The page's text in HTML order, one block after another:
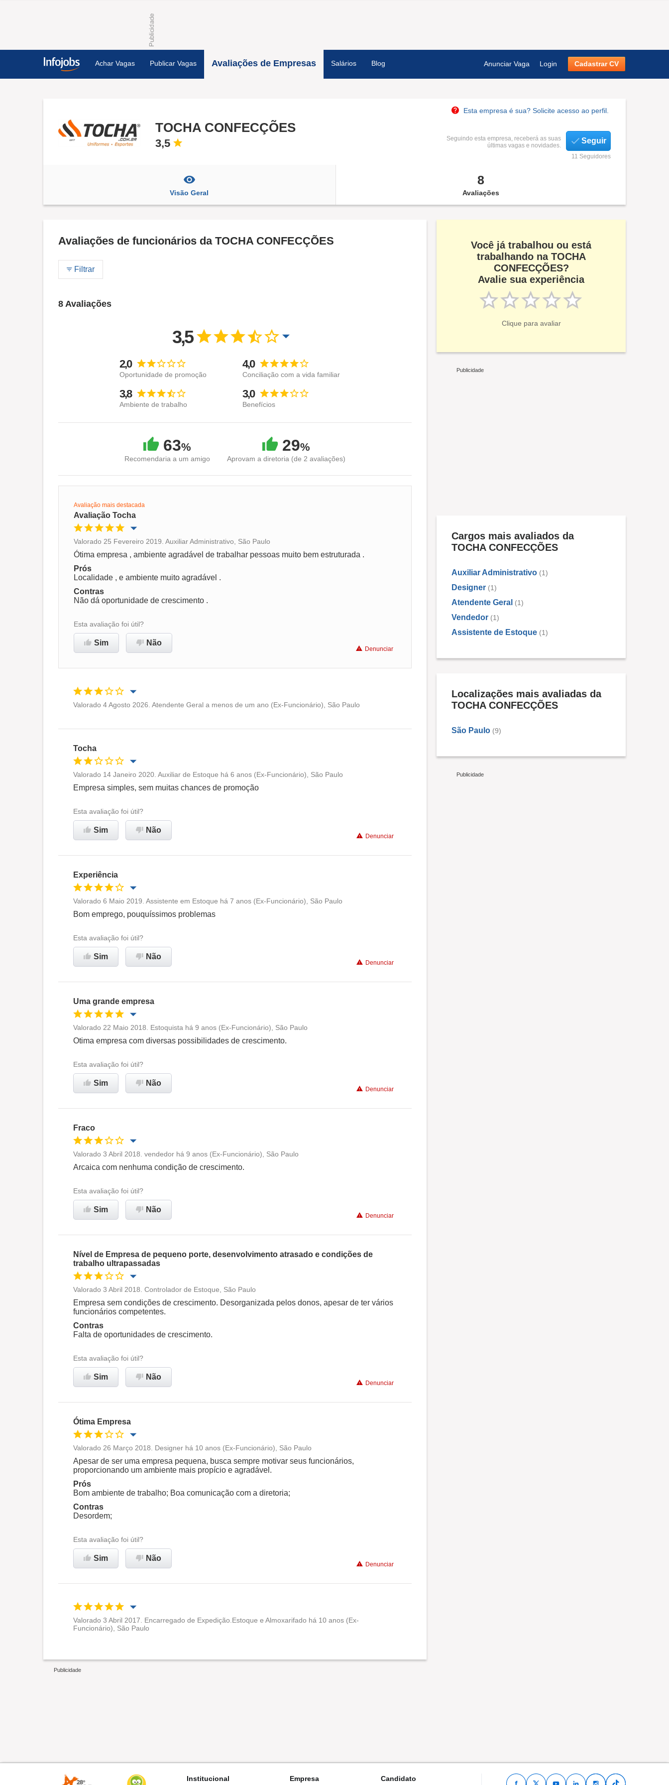
Achar Vagas Publicar Vagas Avaliações de Empresas Salários Blog Anunciar Vaga Login Cadastrar CV
Esta empresa é sua? Solicite acesso ao perfil.
TOCHA CONFECÇÕES
3,5
Seguindo esta empresa, receberá as suas
últimas vagas e novidades.
Seguir
11 Seguidores
Visão Geral
8
Avaliações
Avaliações de funcionários da TOCHA CONFECÇÕES
Filtrar
8 Avaliações
3,5
2,0
Oportunidade de promoção
4,0
Conciliação com a vida familiar
3,8
Ambiente de trabalho
3,0
Benefícios
63%
Recomendaria a um amigo
29%
Aprovam a diretoria (de 2 avaliações)
Avaliação mais destacada
Avaliação Tocha
Oportunidade de promoção
Ambiente de trabalho
Conciliação com a vida familiar
Recomenda esta empresa
Valorado 25 Fevereiro 2019. Auxiliar Administrativo, São Paulo
Ótima empresa , ambiente agradável de trabalhar pessoas muito bem estruturada .
Prós
Localidade , e ambiente muito agradável .
Contras
Não dá oportunidade de crescimento .
Esta avaliação foi útil?
Sim Não
Denunciar
Valorado 4 Agosto 2026. Atendente Geral a menos de um ano (Ex-Funcionário), São Paulo
Tocha
Oportunidade de promoção
Ambiente de trabalho
Conciliação com a vida familiar
Não recomenda esta
Valorado 14 Janeiro 2020. Auxiliar de Estoque há 6 anos (Ex-Funcionário), São Paulo
Empresa simples, sem muitas chances de promoção
Esta avaliação foi útil?
Sim Não
Denunciar
Experiência
Oportunidade de promoção
Ambiente de trabalho
Recomenda esta empresa
Valorado 6 Maio 2019. Assistente em Estoque há 7 anos (Ex-Funcionário), São Paulo
Bom emprego, pouquíssimos problemas
Esta avaliação foi útil?
Sim Não
Denunciar
Uma grande empresa
Oportunidade de promoção
Ambiente de trabalho
Conciliação com a vida familiar
Recomenda esta empresa
Valorado 22 Maio 2018. Estoquista há 9 anos (Ex-Funcionário), São Paulo
Otima empresa com diversas possibilidades de crescimento.
Esta avaliação foi útil?
Sim Não
Denunciar
Fraco
Oportunidade de promoção
Ambiente de trabalho
Conciliação com a vida familiar
Não recomenda esta
Valorado 3 Abril 2018. vendedor há 9 anos (Ex-Funcionário), São Paulo
Arcaica com nenhuma condição de crescimento.
Esta avaliação foi útil?
Sim Não
Denunciar
Nível de Empresa de pequeno porte, desenvolvimento atrasado e condições de
trabalho ultrapassadas
Oportunidade de promoção
Ambiente de trabalho
Conciliação com a vida familiar
empresa
Valorado 3 Abril 2018. Controlador de Estoque, São Paulo
Empresa sem condições de crescimento. Desorganizada pelos donos, apesar de ter vários
funcionários competentes.
Contras
Falta de oportunidades de crescimento.
Esta avaliação foi útil?
Sim Não
Denunciar
Ótima Empresa
Oportunidade de promoção
Ambiente de trabalho
Conciliação com a vida familiar
Recomenda esta empresa
Valorado 26 Março 2018. Designer há 10 anos (Ex-Funcionário), São Paulo
Apesar de ser uma empresa pequena, busca sempre motivar seus funcionários,
proporcionando um ambiente mais propício e agradável.
Prós
Bom ambiente de trabalho; Boa comunicação com a diretoria;
Contras
Desordem;
Esta avaliação foi útil?
Sim Não
Denunciar
Oportunidade de promoção
Valorado 3 Abril 2017. Encarregado de Expedição.Estoque e Almoxarifado há 10 anos (Ex-
Funcionário), São Paulo
Você já trabalhou ou está
trabalhando na TOCHA
CONFECÇÕES?
Avalie sua experiência
Clique para avaliar
Cargos mais avaliados da
TOCHA CONFECÇÕES
Auxiliar Administrativo (1)
Designer (1)
Atendente Geral (1)
Vendedor (1)
Assistente de Estoque (1)
Localizações mais avaliadas da
TOCHA CONFECÇÕES
São Paulo (9)
Institucional Empresa Candidato